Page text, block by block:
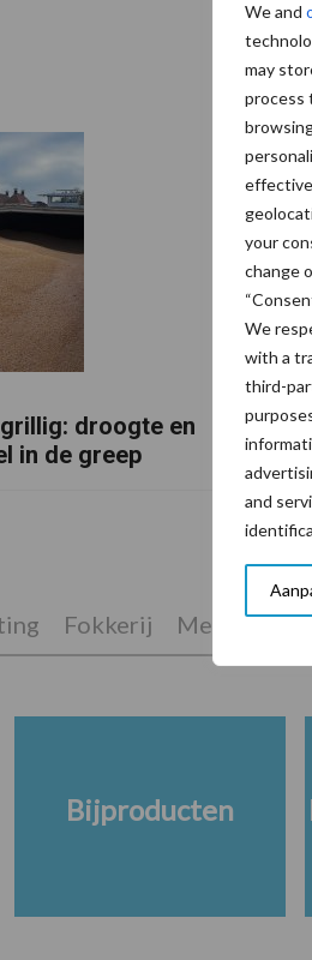
We and
may
process
your
change
We
with a
third-
and
droogte en
in de greep
De
Fokkerij
Bijproducten